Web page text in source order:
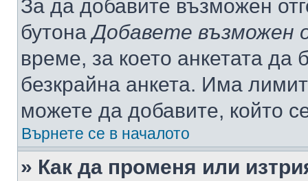
За да добавите възможен
бутонаДобавете възможен
време, за което анкетата да
безкрайна анкета. Има
можете да добавите, който
Върнете се в началото
» Как да променя или